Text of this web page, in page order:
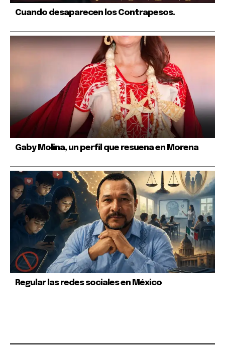
Cuando desaparecen los Contrapesos.
Gaby Molina, un perfil que resuena en Morena
Regular las redes sociales en México